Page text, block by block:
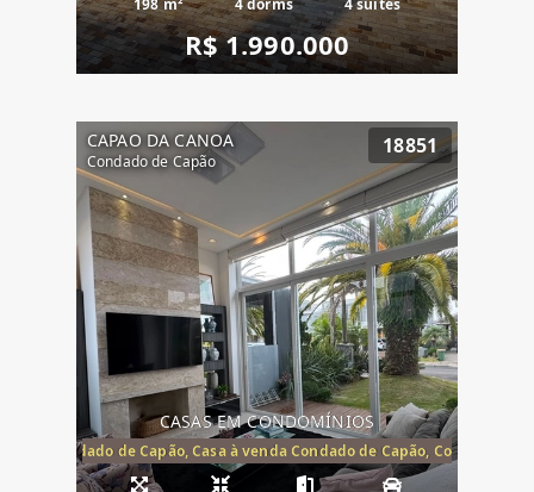
198 m² 4 dorms 4 suítes
R$ 1.990.000
CAPAO DA CANOA
Condado de Capão
18851
CASAS EM CONDOMÍNIOS
Condado de Capão, Casa à venda Condado de Capão, Condomínio